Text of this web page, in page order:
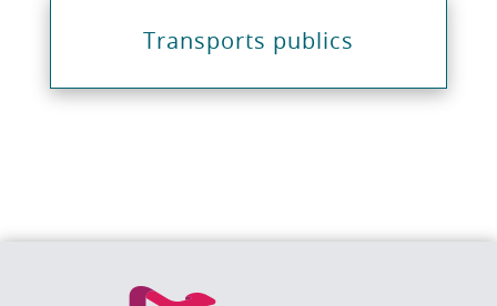
Transports publics